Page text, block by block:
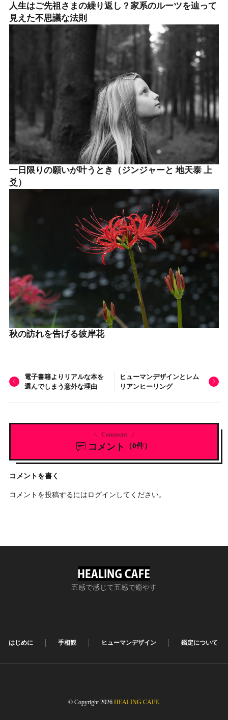
人生はご先祖さまの繰り返し？家系のルーツを辿って
見えた不思議な法則
一日限りの願いが叶うとき（ジンジャーと 地天泰 上
爻）
秋の訪れを告げる彼岸花
電子書籍よりリアルな本を
選んでしまう意外な理由
ヒューマンデザインとレム
リアンヒーリング
コメント （0件）
Comment
コメントを書く
コメントを投稿するには ログイン してください。
五感で感じて五感で癒やす
はじめに 手相観 ヒューマンデザイン 鑑定について
© Copyright 2026 HEALING CAFE.